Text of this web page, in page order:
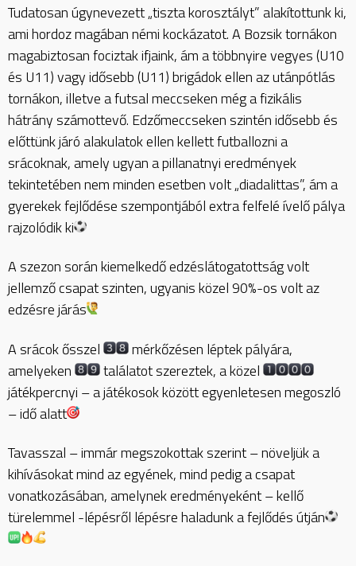
Tudatosan úgynevezett „tiszta korosztályt” alakítottunk ki,
ami hordoz magában némi kockázatot. A Bozsik tornákon
magabiztosan fociztak ifjaink, ám a többnyire vegyes (U10
és U11) vagy idősebb (U11) brigádok ellen az utánpótlás
tornákon, illetve a futsal meccseken még a fizikális
hátrány számottevő. Edzőmeccseken szintén idősebb és
előttünk járó alakulatok ellen kellett futballozni a
srácoknak, amely ugyan a pillanatnyi eredmények
tekintetében nem minden esetben volt „diadalittas”, ám a
gyerekek fejlődése szempontjából extra felfelé ívelő pálya
rajzolódik ki
A szezon során kiemelkedő edzéslátogatottság volt
jellemző csapat szinten, ugyanis közel 90%-os volt az
edzésre járás
A srácok ősszel
mérkőzésen léptek pályára,
amelyeken
találatot szereztek, a közel
játékpercnyi – a játékosok között egyenletesen megoszló
– idő alatt
Tavasszal – immár megszokottak szerint – növeljük a
kihívásokat mind az egyének, mind pedig a csapat
vonatkozásában, amelynek eredményeként – kellő
türelemmel -lépésről lépésre haladunk a fejlődés útján